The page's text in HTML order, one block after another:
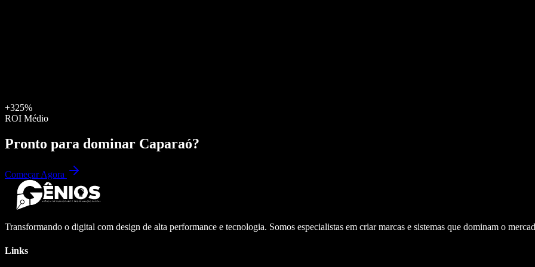
+325%
ROI Médio
Pronto para dominar Caparaó?
Começar Agora
Transformando o digital com design de alta performance e tecnologia. Somos especialistas em criar marcas e sistemas que dominam o
Links